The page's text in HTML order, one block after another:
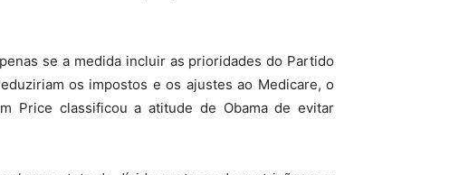
se a medida incluir as prioridades do Partido
os impostos e os ajustes ao Medicare, o
Price classificou a atitude de Obama de evitar